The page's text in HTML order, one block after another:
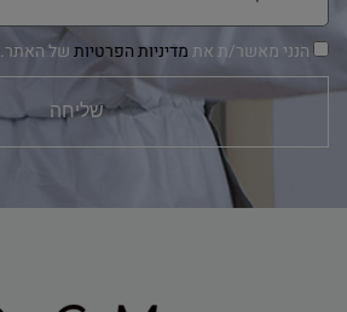
הנני מאשר/ת אתמדיניות הפרטיותשל האתר.
שליחה